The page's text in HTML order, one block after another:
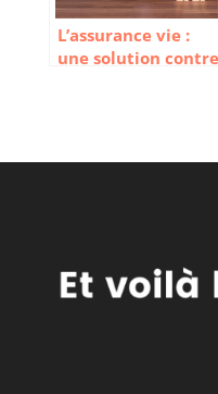
L’assurance vie :
une solution contre